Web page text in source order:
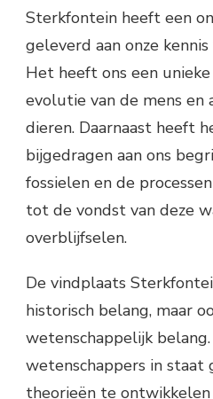
Sterkfontein heeft een
geleverd aan onze
Het heeft ons een
evolutie van de mens en
dieren. Daarnaast heeft
bijgedragen aan ons
fossielen en de
tot de vondst van deze
overblijfselen.
De vindplaats
historisch belang, maar
wetenschappelijk
wetenschappers in
theorieën te